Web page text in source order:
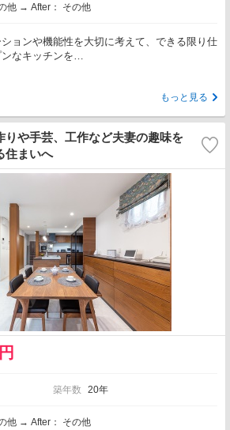
他 → After： その他
ョンや機能性を大切に考えて、できる限り仕
なキッチンを…
もっと見る
りや手芸、工作など夫妻の趣味を
住まいへ
築年数 20年
他 → After： その他